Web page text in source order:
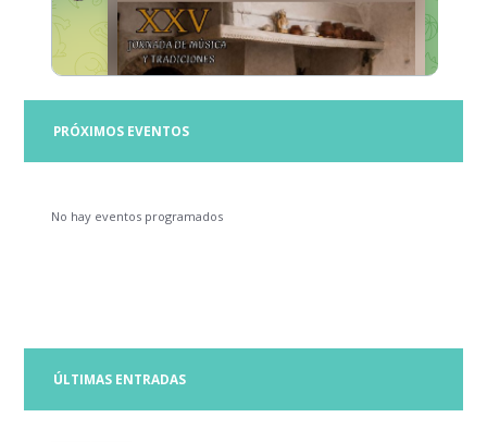
PRÓXIMOS EVENTOS
No hay eventos programados
ÚLTIMAS ENTRADAS